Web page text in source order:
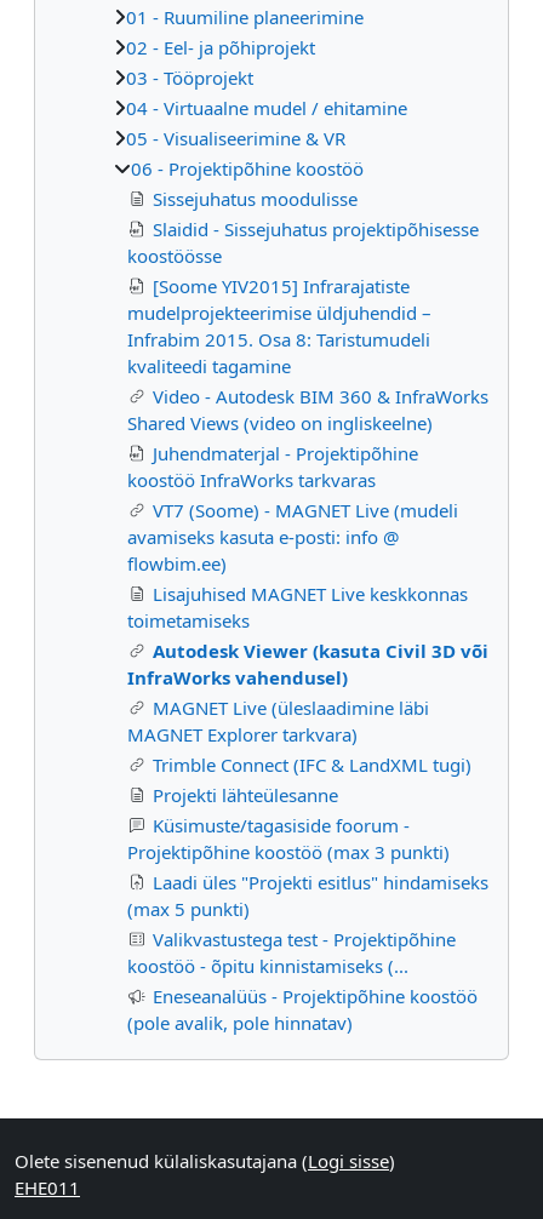
01 - Ruumiline planeerimine
02 - Eel- ja põhiprojekt
03 - Tööprojekt
04 - Virtuaalne mudel / ehitamine
05 - Visualiseerimine & VR
06 - Projektipõhine koostöö
Sissejuhatus moodulisse
Slaidid - Sissejuhatus projektipõhisesse
koostöösse
[Soome YIV2015] Infrarajatiste
mudelprojekteerimise üldjuhendid –
Infrabim 2015. Osa 8: Taristumudeli
kvaliteedi tagamine
Video - Autodesk BIM 360 & InfraWorks
Shared Views (video on ingliskeelne)
Juhendmaterjal - Projektipõhine
koostöö InfraWorks tarkvaras
VT7 (Soome) - MAGNET Live (mudeli
avamiseks kasuta e-posti: info @
flowbim.ee)
Lisajuhised MAGNET Live keskkonnas
toimetamiseks
Autodesk Viewer (kasuta Civil 3D või
InfraWorks vahendusel)
MAGNET Live (üleslaadimine läbi
MAGNET Explorer tarkvara)
Trimble Connect (IFC & LandXML tugi)
Projekti lähteülesanne
Küsimuste/tagasiside foorum -
Projektipõhine koostöö (max 3 punkti)
Laadi üles "Projekti esitlus" hindamiseks
(max 5 punkti)
Valikvastustega test - Projektipõhine
koostöö - õpitu kinnistamiseks (...
Eneseanalüüs - Projektipõhine koostöö
(pole avalik, pole hinnatav)
Supplementary blocks
Olete sisenenud külaliskasutajana (Logi sisse)
EHE011